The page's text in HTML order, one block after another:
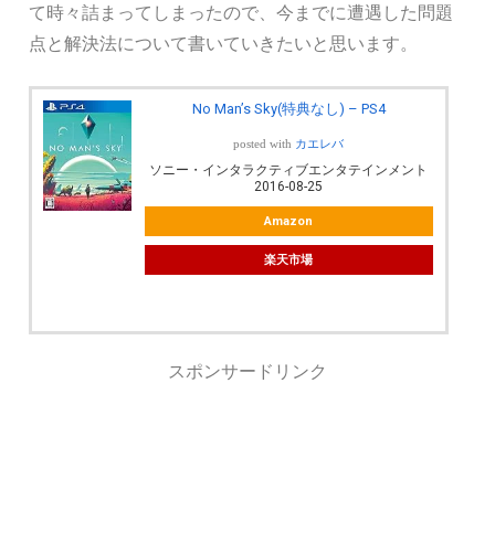
て時々詰まってしまったので、今までに遭遇した問題
点と解決法について書いていきたいと思います。
No Man’s Sky(特典なし) – PS4
posted with カエレバ
ソニー・インタラクティブエンタテインメント
2016-08-25
Amazon
楽天市場
スポンサードリンク